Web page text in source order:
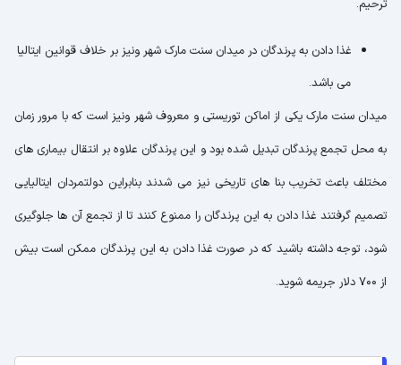
ترحیم.
غذا دادن به پرندگان در میدان سنت مارک شهر ونیز بر خلاف قوانین ایتالیا
می باشد.
میدان سنت مارک یکی از اماکن توریستی و معروف شهر ونیز است که با مرور زمان
به محل تجمع پرندگان تبدیل شده بود و این پرندگان علاوه بر انتقال بیماری های
مختلف باعث تخریب بنا های تاریخی نیز می شدند بنابراین دولتمردان ایتالیایی
تصمیم گرفتند غذا دادن به این پرندگان را ممنوع کنند تا از تجمع آن ها جلوگیری
شود، توجه داشته باشید که در صورت غذا دادن به این پرندگان ممکن است بیش
از 700 دلار جریمه شوید.